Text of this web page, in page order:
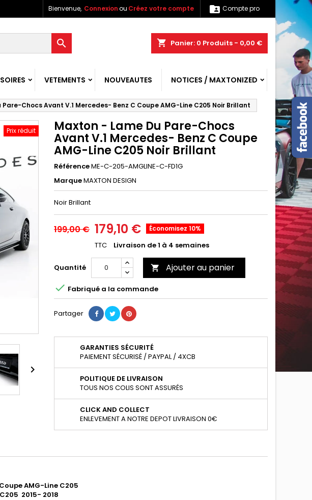
 Compte pro
Bienvenue, Connexionou Créez votre compte
shopping_cart Panier: 0 Produits - 0,00 €

VETEMENTS NOUVEAUTES NOTICES / MAXTONIZED
Pare-Chocs Avant V.1 Mercedes- Benz C Coupe AMG-Line C205 Noir Brillant
Prix réduit

Maxton - Lame Du Pare-Chocs
Avant V.1 Mercedes- Benz C Coupe
AMG-Line C205 Noir Brillant
RéférenceME-C-205-AMGLINE-C-FD1G
MarqueMAXTON DESIGN
Noir Brillant
199,00 € 179,10 € Économisez 10%
TTC Livraison de 1 à 4 semaines
Quantité  Ajouter au panier
 Fabriqué a la commande
Partager
GARANTIES SÉCURITÉ
PAIEMENT SÉCURISÉ / PAYPAL / 4XCB
POLITIQUE DE LIVRAISON
TOUS NOS COLIS SONT ASSURÉS
CLICK AND COLLECT
ENLEVEMENT A NOTRE DEPOT LIVRAISON 0€
AMG-Line C205
2015- 2018